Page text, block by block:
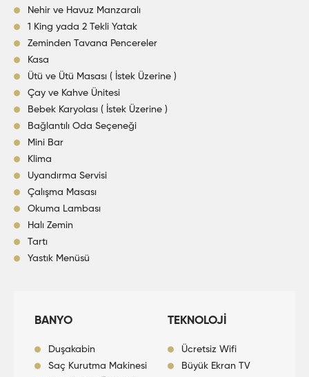
Nehir ve Havuz Manzaralı
1 King yada 2 Tekli Yatak
Zeminden Tavana Pencereler
Kasa
Ütü ve Ütü Masası ( İstek Üzerine )
Çay ve Kahve Ünitesi
Bebek Karyolası ( İstek Üzerine )
Bağlantılı Oda Seçeneği
Mini Bar
Klima
Uyandırma Servisi
Çalışma Masası
Okuma Lambası
Halı Zemin
Tartı
Yastık Menüsü
BANYO
Duşakabin
Saç Kurutma Makinesi
TEKNOLOJİ
Ücretsiz Wifi
Büyük Ekran TV